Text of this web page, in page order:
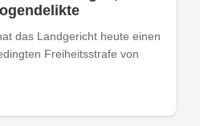
das Landgericht heute einen
Freiheitsstrafe von